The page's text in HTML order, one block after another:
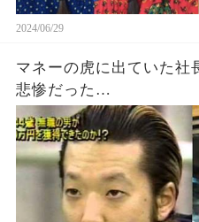
2024/06/29
マネーの虎に出ていた
悲惨だった…